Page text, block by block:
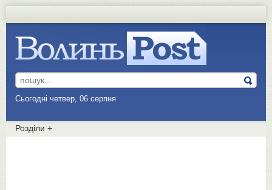
Сьогодні четвер, 06 серпня
Розділи +